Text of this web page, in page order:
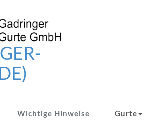
Wichtige Hinweise Gurte